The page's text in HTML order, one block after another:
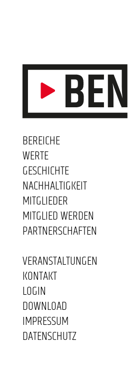
BEREICHE
WERTE
GESCHICHTE
NACHHALTIGKEIT
MITGLIEDER
MITGLIED WERDEN
PARTNERSCHAFTEN
VERANSTALTUNGEN
KONTAKT
LOGIN
DOWNLOAD
IMPRESSUM
DATENSCHUTZ